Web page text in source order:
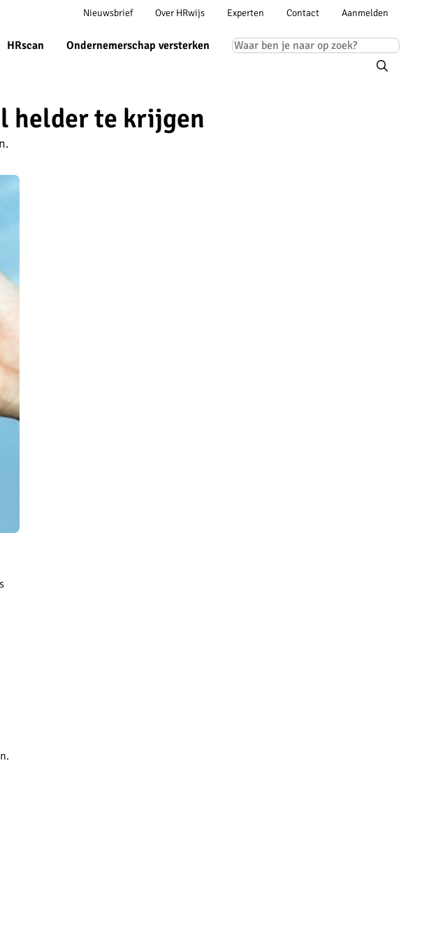
navigation
HRscan Ondernemerschap versterken
Meta
Nieuwsbrief Over HRwijs Experten Contact
Account
Aanmelden
helder te krijgen